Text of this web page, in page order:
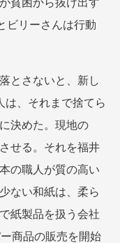
貧困から抜け出す
ビリーさんは行動
とさないと、新し
は、それまで捨てら
決めた。現地の
せる。それを福井
の職人が質の高い
ない和紙は、柔ら
紙製品を扱う会社
商品の販売を開始